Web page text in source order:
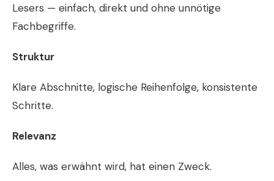
Lesers — einfach, direkt und ohne unnötige
Fachbegriffe.
Struktur
Klare Abschnitte, logische Reihenfolge, konsistente
Schritte.
Relevanz
Alles, was erwähnt wird, hat einen Zweck.